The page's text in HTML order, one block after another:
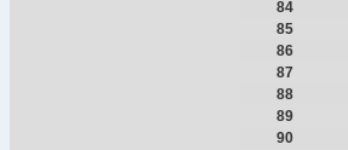
84
85
86
87
88
89
90